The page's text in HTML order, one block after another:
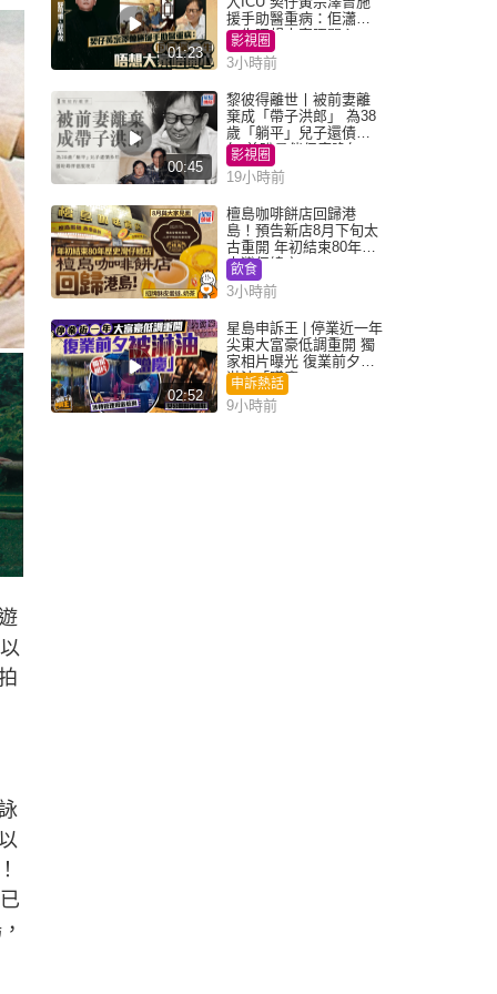
01:23
援手助醫重病：佢瀟灑
一生唔想大家唔開心
影視圈
3小時前
00:45
黎彼得離世丨被前妻離
棄成「帶子洪郎」 為38
歲「躺平」兒子還債多
年 曾盼尋伴侶度晚年
影視圈
19小時前
檀島咖啡餅店回歸港
島！預告新店8月下旬太
古重開 年初結束80年歷
史灣仔總店
飲食
3小時前
02:52
星島申訴王 | 停業近一年
尖東大富豪低調重開 獨
家相片曝光 復業前夕被
淋油「贈慶」
申訴熱話
9小時前